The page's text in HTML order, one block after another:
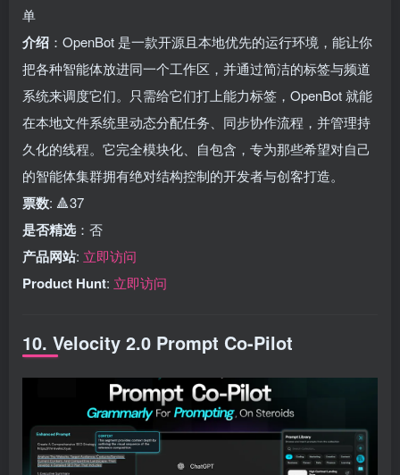
单
介绍 ：OpenBot 是一款开源且本地优先的运行环境，能让你
把各种智能体放进同一个工作区，并通过简洁的标签与频道
系统来调度它们。只需给它们打上能力标签，OpenBot 就能
在本地文件系统里动态分配任务、同步协作流程，并管理持
久化的线程。它完全模块化、自包含，专为那些希望对自己
的智能体集群拥有绝对结构控制的开发者与创客打造。
票数: 🔺37
是否精选 ：否
产品网站: 立即访问
Product Hunt: 立即访问
10. Velocity 2.0 Prompt Co-Pilot